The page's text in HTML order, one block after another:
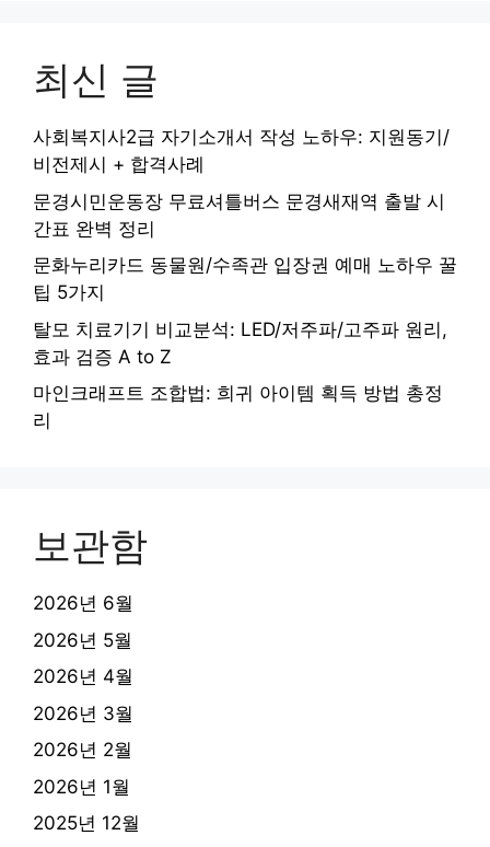
최신 글
사회복지사2급 자기소개서 작성 노하우: 지원동기/
비전제시 + 합격사례
문경시민운동장 무료셔틀버스 문경새재역 출발 시
간표 완벽 정리
문화누리카드 동물원/수족관 입장권 예매 노하우 꿀
팁 5가지
탈모 치료기기 비교분석: LED/저주파/고주파 원리,
효과 검증 A to Z
마인크래프트 조합법: 희귀 아이템 획득 방법 총정
리
보관함
2026년 6월
2026년 5월
2026년 4월
2026년 3월
2026년 2월
2026년 1월
2025년 12월